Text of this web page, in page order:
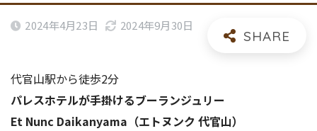
2024年4月23日 2024年9月30日
代官山駅から徒歩2分
パレスホテルが手掛けるブーランジュリー
Et Nunc Daikanyama（エトヌンク 代官山）